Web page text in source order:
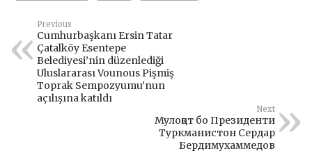
Previous
Cumhurbaşkanı Ersin Tatar
Çatalköy Esentepe
Belediyesi’nin düzenlediği
Uluslararası Vounous Pişmiş
Toprak Sempozyumu’nun
açılışına katıldı
Next
Мулоқот бо Президенти
Туркманистон Сердар
Бердимухаммедов